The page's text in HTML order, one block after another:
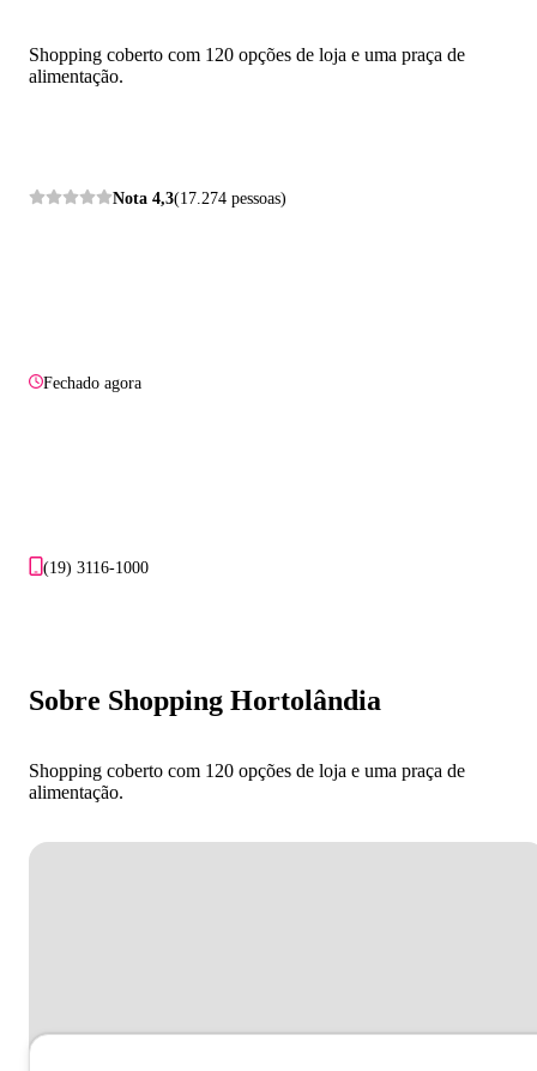
Shopping coberto com 120 opções de loja e uma praça de
alimentação.
Nota 4,3(17.274 pessoas)
Fechado agora
(19) 3116-1000
Sobre Shopping Hortolândia
Shopping coberto com 120 opções de loja e uma praça de
alimentação.